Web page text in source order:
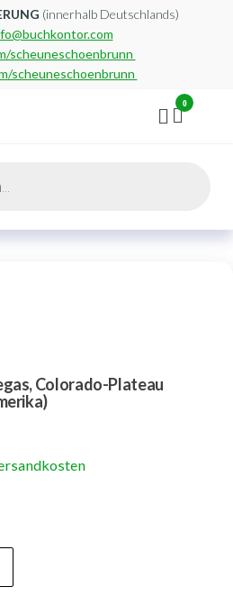
(innerhalb Deutschlands)
scheuneschoenbrunn
scheuneschoenbrunn
0
Colorado-Plateau